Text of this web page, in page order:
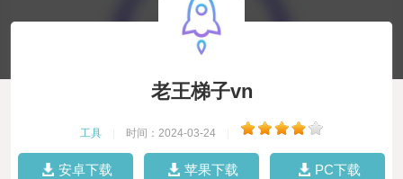
老王梯子vn
工具 时间：2024-03-24
安卓下载 苹果下载 PC下载